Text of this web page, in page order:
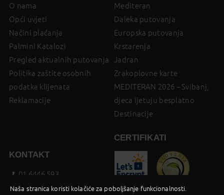
O nama
Opći uvjeti
Načini plaćanja
Palmini Katalozi
Pregled aktualnih putovanja
Politika zaštite osobnih
podatka klijenata
Reklamacije
KONTAKT
01 6446 593
booking@palma-travel.hr
Mediteran
Daleka putovanja
Europska putovanja
Krstarenja
Jadran
Zrakoplovne karte
MEDITERAN 2026 – Svibanj,
djeca ljetuju besplatno
Destinacije
CERTIFIKATI
Naša stranica koristi kolačiće za poboljšanje funkcionalnosti.